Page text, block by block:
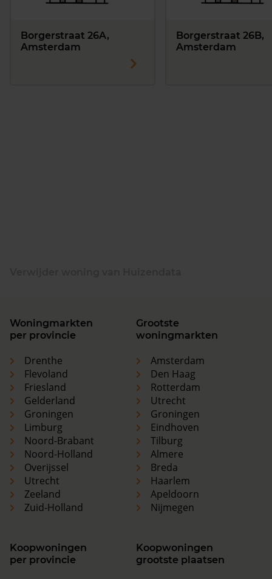
Borgerstraat 26A,
Amsterdam
Borgerstraat 26B,
Amsterdam
Woningmarkten
per provincie
Drenthe
Flevoland
Friesland
Gelderland
Groningen
Limburg
Noord-Brabant
Noord-Holland
Overijssel
Utrecht
Zeeland
Zuid-Holland
Grootste
woningmarkten
Amsterdam
Den Haag
Rotterdam
Utrecht
Groningen
Eindhoven
Tilburg
Almere
Breda
Haarlem
Apeldoorn
Nijmegen
Koopwoningen
per provincie
Koopwoningen
grootste plaatsen